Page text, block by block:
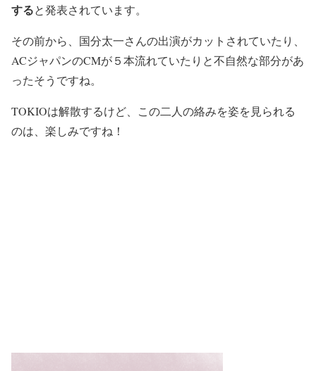
すると発表されています。
その前から、国分太一さんの出演がカットされていたり、
ACジャパンのCMが５本流れていたりと不自然な部分があ
ったそうですね。
TOKIOは解散するけど、この二人の絡みを姿を見られる
のは、楽しみですね！